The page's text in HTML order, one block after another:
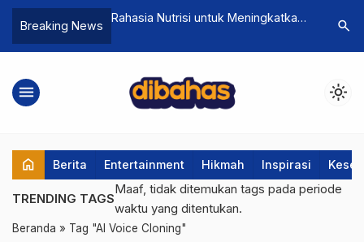
Breaking News
Tiga Sektor
Rahasia Nutrisi untuk Meningkatkan
Menyehatkan Otak?
Magnet
search
menu light_mode
home Berita Entertainment Hikmah Inspirasi
TRENDING TAGS
Maaf, tidak ditemukan tags pada periode
waktu yang ditentukan.
Beranda » Tag "AI Voice Cloning"